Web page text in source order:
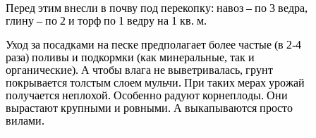
Перед этим внесли в почву под перекопку: навоз – по 3 ведра,
глину – по 2 и торф по 1 ведру на 1 кв. м.
Уход за посадками на песке предполагает более частые (в 2-4
раза) поливы и подкормки (как минеральные, так и
органические). А чтобы влага не выветривалась, грунт
покрывается толстым слоем мульчи. При таких мерах урожай
получается неплохой. Особенно радуют корнеплоды. Они
вырастают крупными и ровными. А выкапываются просто
вилами.